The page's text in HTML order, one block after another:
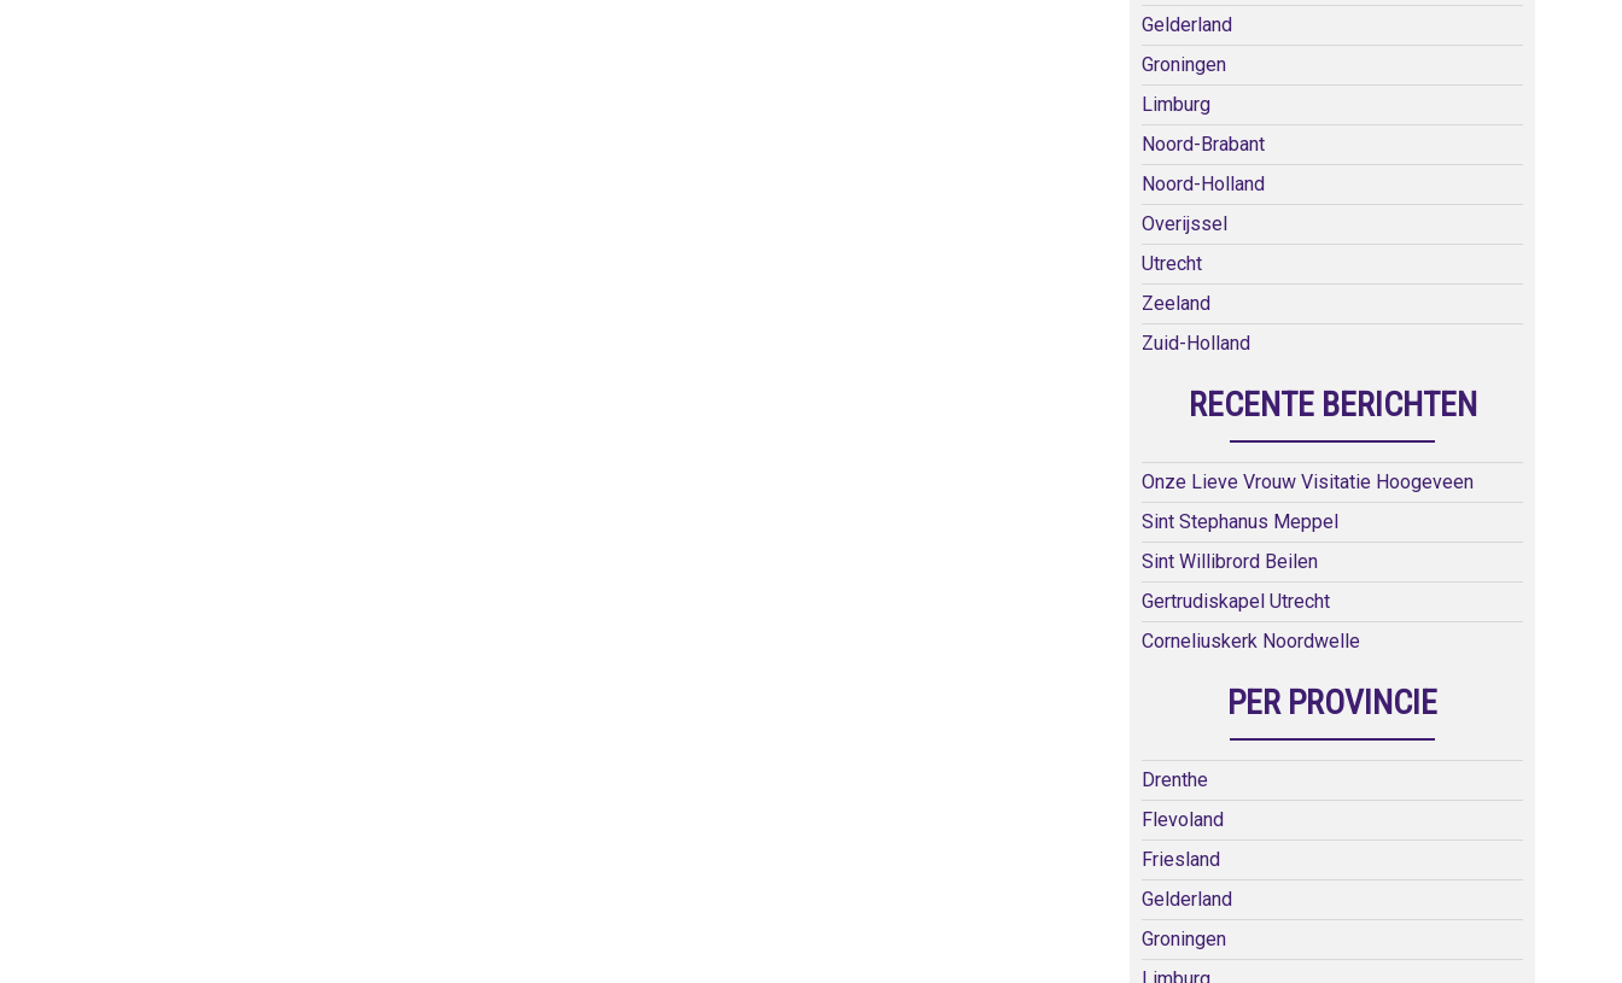
Gelderland
Groningen
Limburg
Noord-Brabant
Noord-Holland
Overijssel
Utrecht
Zeeland
Zuid-Holland
RECENTE BERICHTEN
Onze Lieve Vrouw Visitatie Hoogeveen
Sint Stephanus Meppel
Sint Willibrord Beilen
Gertrudiskapel Utrecht
Corneliuskerk Noordwelle
PER PROVINCIE
Drenthe
Flevoland
Friesland
Gelderland
Groningen